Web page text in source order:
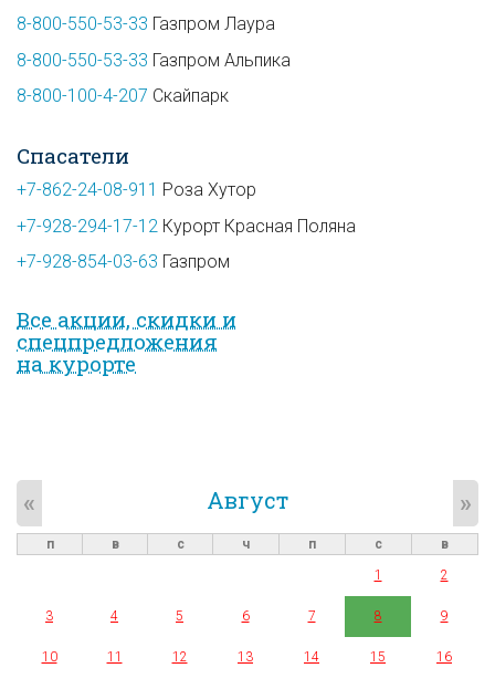
8-800-550-53-33 Газпром Лаура
8-800-550-53-33 Газпром Альпика
8-800-100-4-207 Скайпарк
Спасатели
+7-862-24-08-911 Роза Хутор
+7-928-294-17-12 Курорт Красная Поляна
+7-928-854-03-63 Газпром
Все акции, скидки и
спец­предложе­ния
на курорте
Август
« »
п в с ч п с
в
1
2
3 4 5 6 7 8 9
10 11 12 13 14 15 16